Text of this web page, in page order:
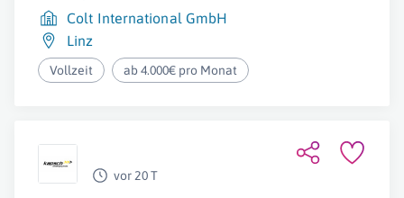
Colt International GmbH
Linz
Vollzeit ab 4.000€ pro Monat
vor 20 T